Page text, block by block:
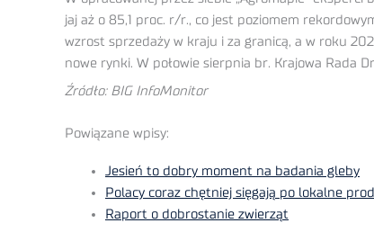
jaj aż o 85,1 proc. r/r., co jest poziomem
wzrost sprzedaży w kraju i za granicą, a w roku
nowe rynki. W połowie sierpnia br. Krajowa Rada
Źródło: BIG InfoMonitor
Powiązane wpisy:
Jesień to dobry moment na badania gleby
Polacy coraz chętniej sięgają po lokalne
Raport o dobrostanie zwierząt